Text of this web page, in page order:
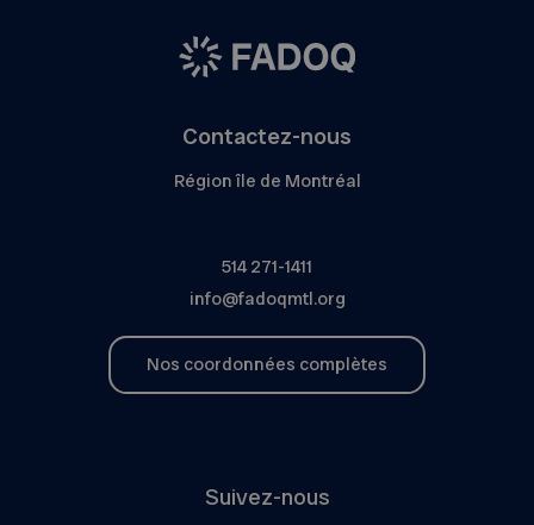
Contactez-nous
Région île de Montréal
514 271-1411
info@fadoqmtl.org
Nos coordonnées complètes
Suivez-nous